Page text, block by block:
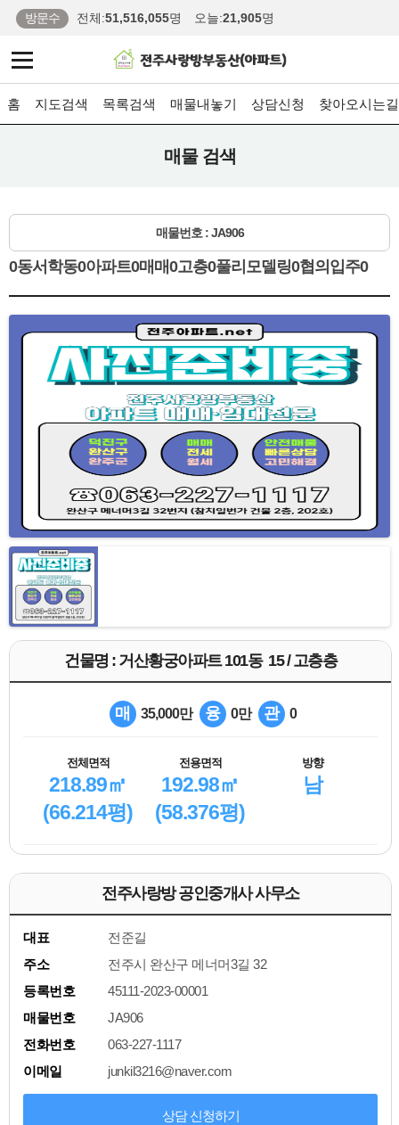
방문수 전체:51,516,055명 오늘:21,905명
홈 지도검색 목록검색 매물내놓기 상담신청 찾아오시는길
매물 검색
매물번호 : JA906
0동서학동0아파트0매매0고층0풀리모델링0협의입주0
건물명 : 거산황궁아파트 101동 15 / 고층층
매 35,000만 융 0만 관 0
전체면적
218.89㎡
(66.214평)
전용면적
192.98㎡
(58.376평)
방향
남
전주사랑방 공인중개사 사무소
대표
전준길
주소
전주시 완산구 메너머3길 32
등록번호
45111-2023-00001
매물번호
JA906
전화번호
063-227-1117
이메일
junkil3216@naver.com
상담 신청하기